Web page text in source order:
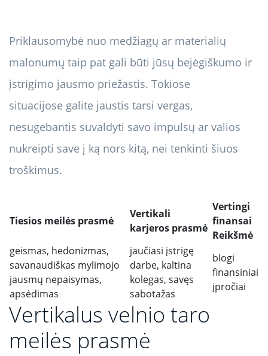
Priklausomybė nuo medžiagų ar materialių
malonumų taip pat gali būti jūsų bejėgiškumo ir
įstrigimo jausmo priežastis. Tokiose
situacijose galite jaustis tarsi vergas,
nesugebantis suvaldyti savo impulsų ar valios
nukreipti save į ką nors kitą, nei tenkinti šiuos
troškimus.
Tiesios meilės prasmė
Vertikali
karjeros prasmė
Vertingi
finansai
Reikšmė
geismas, hedonizmas,
savanaudiškas mylimojo
jausmų nepaisymas,
apsėdimas
jaučiasi įstrigę
darbe, kaltina
kolegas, savęs
sabotažas
blogi
finansiniai
įpročiai
Vertikalus velnio taro
meilės prasmė